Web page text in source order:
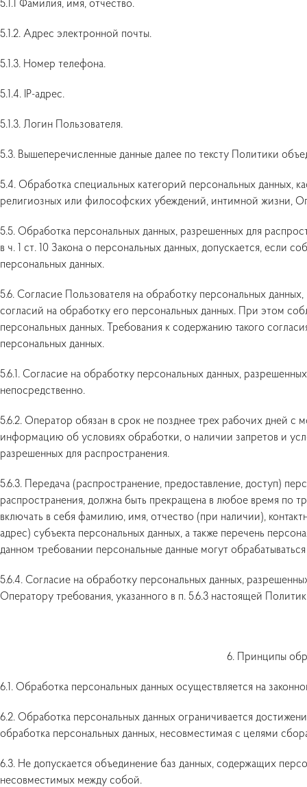
5.1.1 Фамилия, имя, отчество.
5.1.2. Адрес электронной почты.
5.1.3. Номер телефона.
5.1.4. IP-адрес.
5.1.3. Логин Пользователя.
5.3. Вышеперечисленные данные далее по тексту Политики
5.4. Обработка специальных категорий персональных данных,
религиозных или философских убеждений, интимной жизни,
5.5. Обработка персональных данных, разрешенных для
в ч. 1 ст. 10 Закона о персональных данных, допускается, если
персональных данных.
5.6. Согласие Пользователя на обработку персональных
согласий на обработку его персональных данных. При этом
персональных данных. Требования к содержанию такого
персональных данных.
5.6.1. Согласие на обработку персональных данных,
непосредственно.
5.6.2. Оператор обязан в срок не позднее трех рабочих дней с
информацию об условиях обработки, о наличии запретов и
разрешенных для распространения.
5.6.3. Передача (распространение, предоставление, доступ)
распространения, должна быть прекращена в любое время по
включать в себя фамилию, имя, отчество (при наличии),
адрес) субъекта персональных данных, а также перечень
данном требовании персональные данные могут
5.6.4. Согласие на обработку персональных данных,
Оператору требования, указанного в п. 5.6.3 настоящей
6. Принципы
6.1. Обработка персональных данных осуществляется на
6.2. Обработка персональных данных ограничивается
обработка персональных данных, несовместимая с целями
6.3. Не допускается объединение баз данных, содержащих
несовместимых между собой.